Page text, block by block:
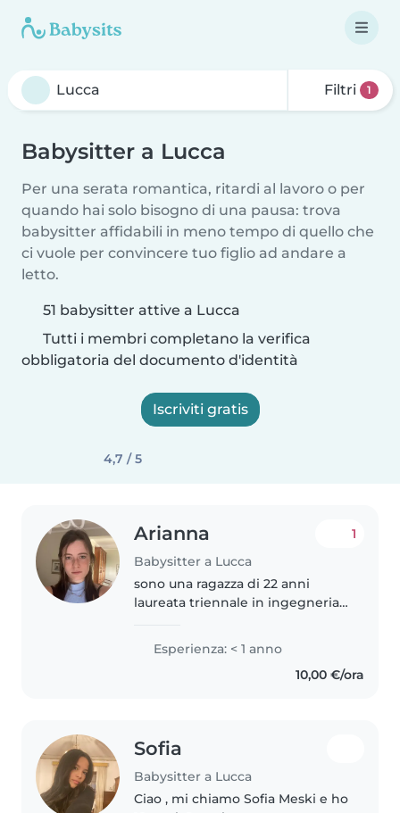
Filtri 1
Babysitter a Lucca
Per una serata romantica, ritardi al lavoro o per
quando hai solo bisogno di una pausa: trova
babysitter affidabili in meno tempo di quello che
ci vuole per convincere tuo figlio ad andare a
letto.
51 babysitter attive a Lucca
Tutti i membri completano la verifica
obbligatoria del documento d'identità
Iscriviti gratis
4,7 / 5
Arianna
Babysitter a Lucca
1
sono una ragazza di 22 anni
laureata triennale in ingegneria
con i bambini in passato dai 3
anni in su lavorando come
educatrice in un campo estivo...
Esperienza: < 1 anno
10,00 €/ora
Sofia
Babysitter a Lucca
Ciao , mi chiamo Sofia Meski e ho